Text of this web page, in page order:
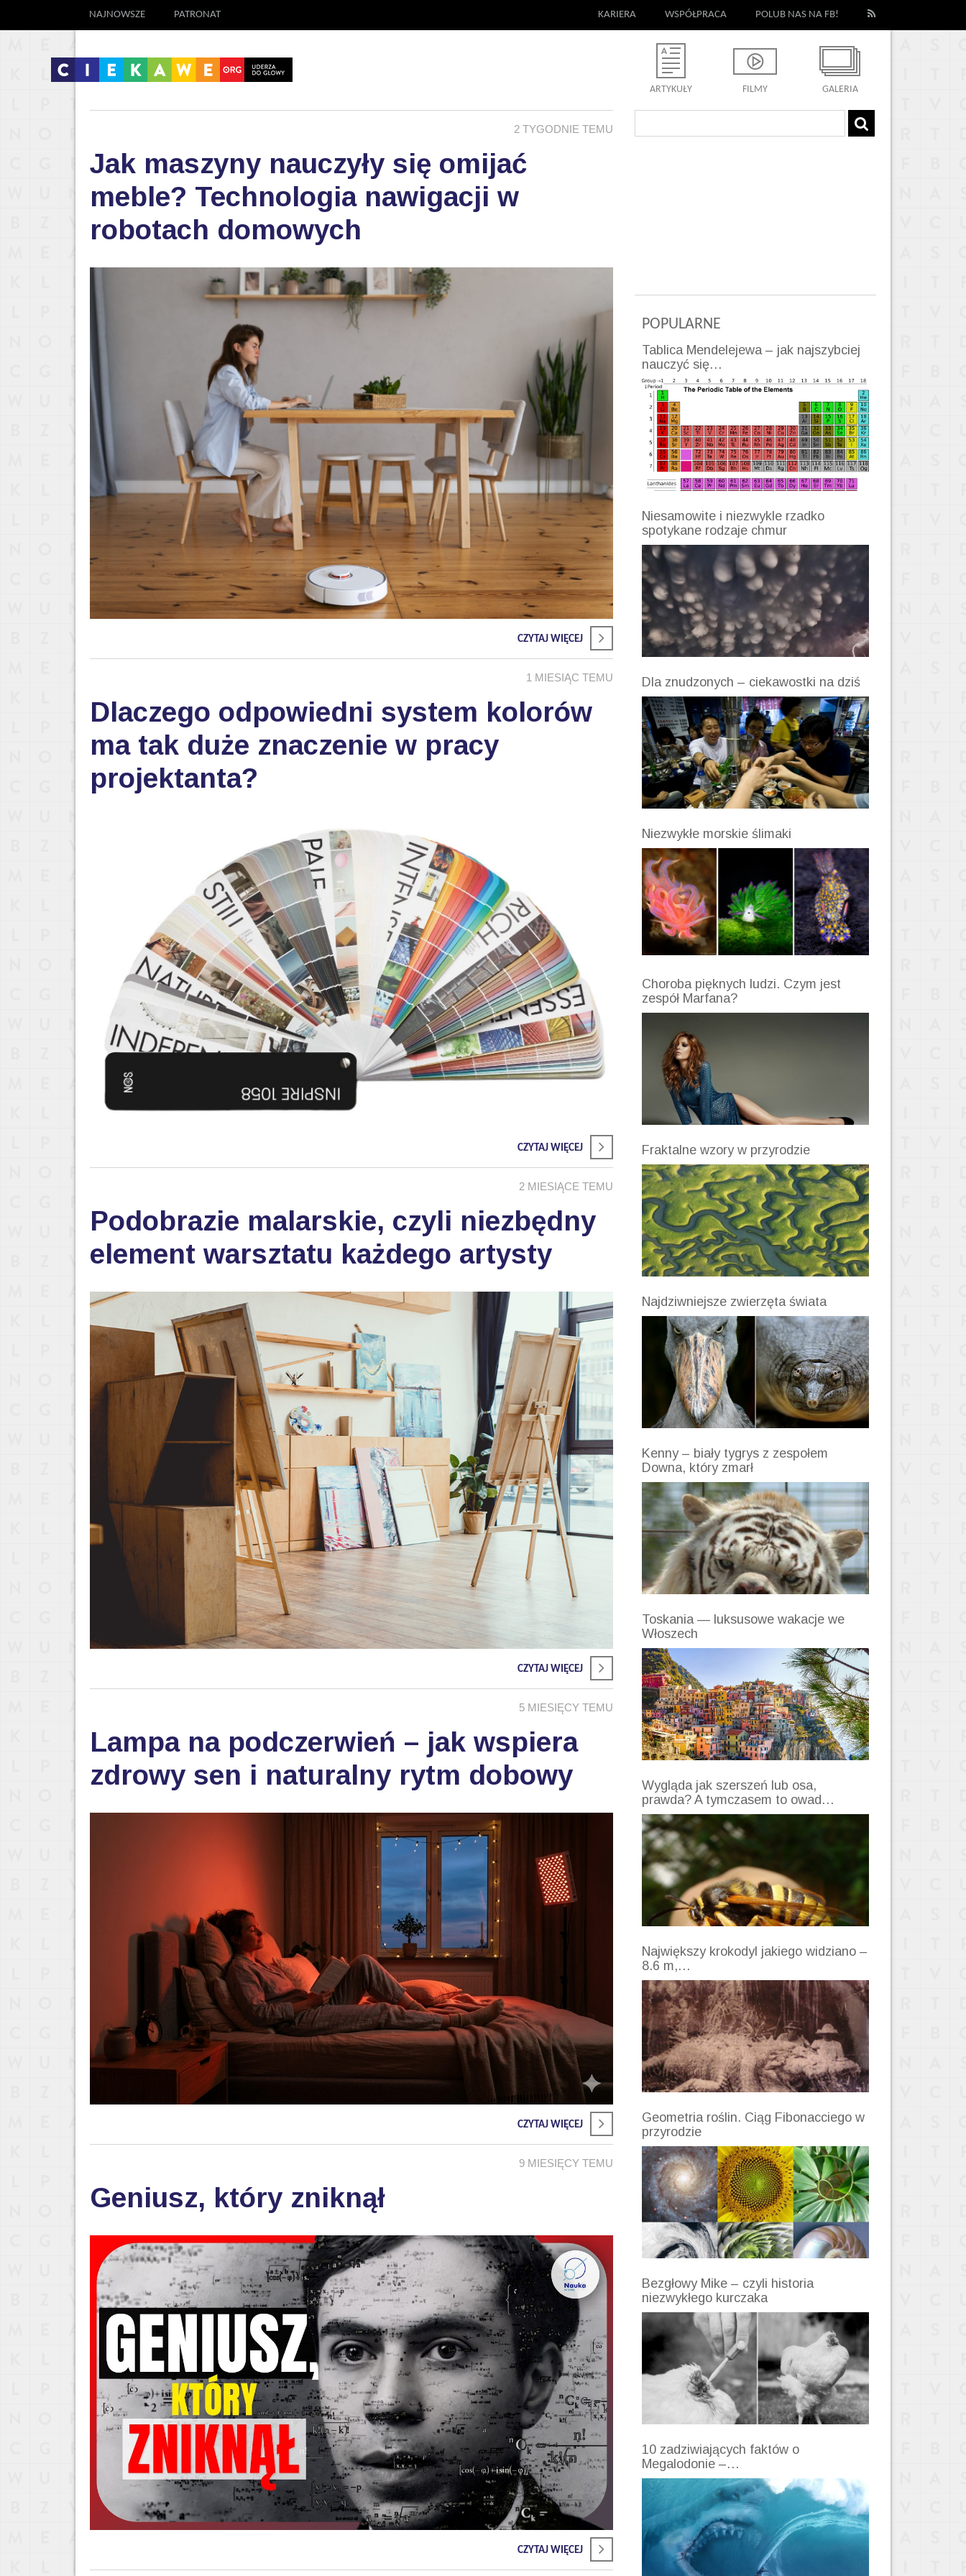
NAJNOWSZE PATRONAT KARIERA WSPÓŁPRACA POLUB NAS NA FB!
ARTYKUŁY FILMY GALERIA
2 TYGODNIE TEMU
Jak maszyny nauczyły się omijać
meble? Technologia nawigacji w
robotach domowych
CZYTAJ WIĘCEJ
1 MIESIĄC TEMU
Dlaczego odpowiedni system kolorów
ma tak duże znaczenie w pracy
projektanta?
CZYTAJ WIĘCEJ
2 MIESIĄCE TEMU
Podobrazie malarskie, czyli niezbędny
element warsztatu każdego artysty
CZYTAJ WIĘCEJ
5 MIESIĘCY TEMU
Lampa na podczerwień – jak wspiera
zdrowy sen i naturalny rytm dobowy
CZYTAJ WIĘCEJ
9 MIESIĘCY TEMU
Geniusz, który zniknął
CZYTAJ WIĘCEJ
POPULARNE
Tablica Mendelejewa – jak najszybciej
nauczyć się…
Niesamowite i niezwykle rzadko
spotykane rodzaje chmur
Dla znudzonych – ciekawostki na dziś
Niezwykłe morskie ślimaki
Choroba pięknych ludzi. Czym jest
zespół Marfana?
Fraktalne wzory w przyrodzie
Najdziwniejsze zwierzęta świata
Kenny – biały tygrys z zespołem
Downa, który zmarł
Toskania — luksusowe wakacje we
Włoszech
Wygląda jak szerszeń lub osa,
prawda? A tymczasem to owad…
Największy krokodyl jakiego widziano –
8.6 m,…
Geometria roślin. Ciąg Fibonacciego w
przyrodzie
Bezgłowy Mike – czyli historia
niezwykłego kurczaka
10 zadziwiających faktów o
Megalodonie –…